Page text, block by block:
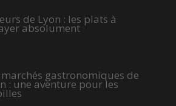
de Lyon : les plats à
absolument
marchés gastronomiques de
: une aventure pour les